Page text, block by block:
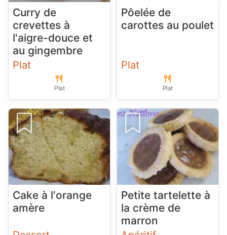
Curry de
crevettes à
l'aigre-douce et
au gingembre
Plat
Plat
Pôelée de
carottes au poulet
Plat
Plat
Cake à l'orange
amère
Petite tartelette à
la crème de
marron